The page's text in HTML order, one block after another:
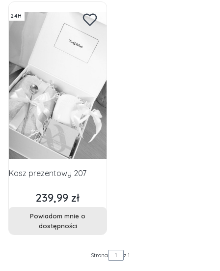
24H
Kosz prezentowy 207
Cena
239,99 zł
Powiadom mnie o
dostępności
Strona z 1